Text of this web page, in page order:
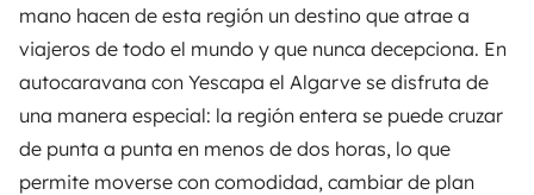
mano hacen de esta región un destino que atrae a
viajeros de todo el mundo y que nunca decepciona. En
autocaravana con Yescapa el Algarve se disfruta de
una manera especial: la región entera se puede cruzar
de punta a punta en menos de dos horas, lo que
permite moverse con comodidad, cambiar de plan